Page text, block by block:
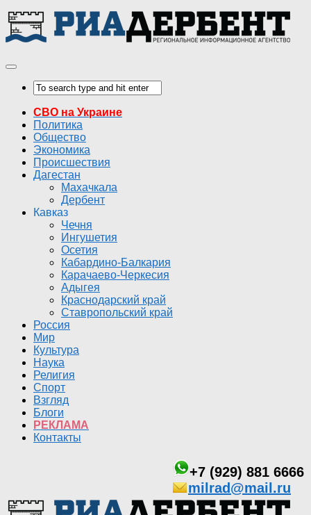
СВО на Украине
Политика
Общество
Экономика
Происшествия
Дагестан
Махачкала
Дербент
Кавказ
Чечня
Ингушетия
Осетия
Кабардино-Балкария
Карачаево-Черкесия
Адыгея
Краснодарский край
Ставропольский край
Россия
Мир
Культура
Наука
Религия
Спорт
Взгляд
Блоги
РЕКЛАМА
Контакты
+7 (929) 881 6666
milrad@mail.ru